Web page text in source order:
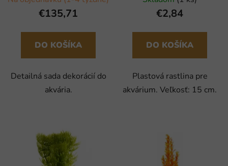
€135,71
DO KOŠÍKA
Detailná sada dekorácií do
akvária.
€2,84
DO KOŠÍKA
Plastová rastlina pre
akvárium. Veľkosť: 15 cm.